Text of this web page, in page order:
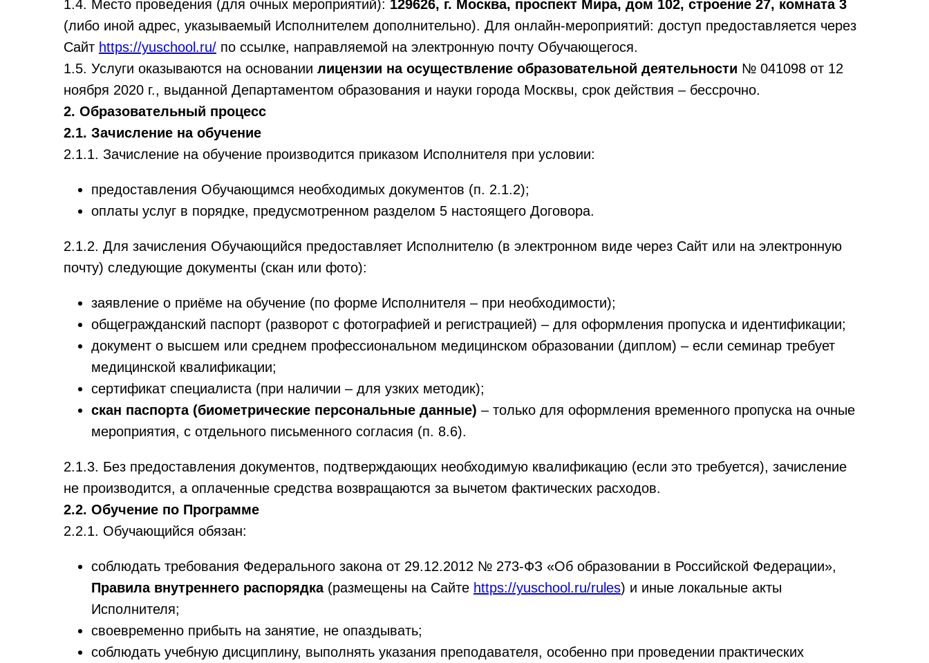
1.4. Место проведения (для очных мероприятий): 129626, г. Москва, проспект Мира, дом 102, строение 27, комната 3
(либо иной адрес, указываемый Исполнителем дополнительно). Для онлайн-мероприятий: доступ предоставляется через
Сайт https://yuschool.ru/ по ссылке, направляемой на электронную почту Обучающегося.
1.5. Услуги оказываются на основании лицензии на осуществление образовательной деятельности № 041098 от 12
ноября 2020 г., выданной Департаментом образования и науки города Москвы, срок действия – бессрочно.
2. Образовательный процесс
2.1. Зачисление на обучение
2.1.1. Зачисление на обучение производится приказом Исполнителя при условии:
предоставления Обучающимся необходимых документов (п. 2.1.2);
оплаты услуг в порядке, предусмотренном разделом 5 настоящего Договора.
2.1.2. Для зачисления Обучающийся предоставляет Исполнителю (в электронном виде через Сайт или на электронную
почту) следующие документы (скан или фото):
заявление о приёме на обучение (по форме Исполнителя – при необходимости);
общегражданский паспорт (разворот с фотографией и регистрацией) – для оформления пропуска и идентификации;
документ о высшем или среднем профессиональном медицинском образовании (диплом) – если семинар требует
медицинской квалификации;
сертификат специалиста (при наличии – для узких методик);
скан паспорта (биометрические персональные данные) – только для оформления временного пропуска на очные
мероприятия, с отдельного письменного согласия (п. 8.6).
2.1.3. Без предоставления документов, подтверждающих необходимую квалификацию (если это требуется), зачисление
не производится, а оплаченные средства возвращаются за вычетом фактических расходов.
2.2. Обучение по Программе
2.2.1. Обучающийся обязан:
соблюдать требования Федерального закона от 29.12.2012 № 273-ФЗ «Об образовании в Российской Федерации»,
Правила внутреннего распорядка (размещены на Сайте https://yuschool.ru/rules) и иные локальные акты
Исполнителя;
своевременно прибыть на занятие, не опаздывать;
соблюдать учебную дисциплину, выполнять указания преподавателя, особенно при проведении практических